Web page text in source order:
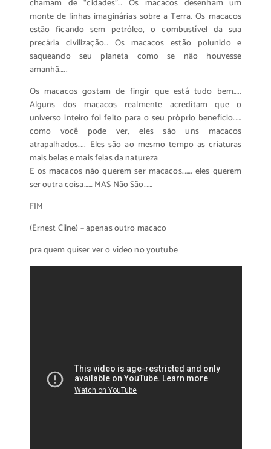
chamam de “cidades”… Os macacos desenham um
monte de linhas imaginárias sobre a Terra. Os macacos
estão ficando sem petróleo, o combustível da sua
precária civilização… Os macacos estão polunido e
saqueando seu planeta como se não houvesse
amanhã…..
Os macacos gostam de fingir que está tudo bem…..
Alguns dos macacos realmente acreditam que o
universo inteiro foi feito para o seu próprio benefício……
como você pode ver, eles são uns macacos
atrapalhados….. Eles são ao mesmo tempo as criaturas
mais belas e mais feias da natureza
E os macacos não querem ser macacos……. eles querem
ser outra coisa…… MAS Não São……
FIM
(Ernest Cline) – apenas outro macaco
pra quem quiser ver o vídeo no youtube